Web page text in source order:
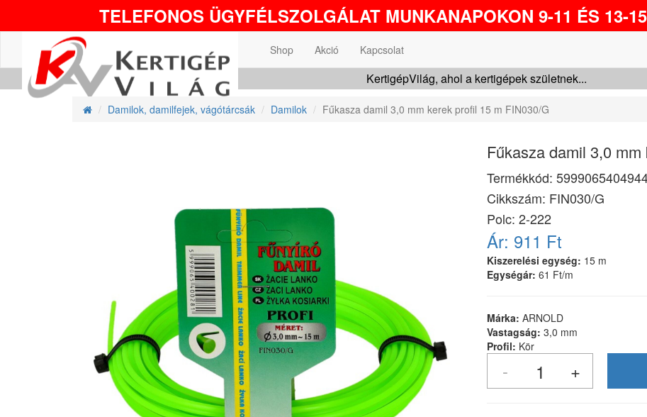
TELEFONOS ÜGYFÉLSZOLGÁLAT MUNKANAPOKON 9-11 ÉS 13-
Shop Akció Kapcsolat
KertigépVilág, ahol a kertigépek születnek...
Damilok, damilfejek, vágótárcsák Damilok Fűkasza damil 3,0 mm kerek profil 15 m FIN030/G
Fűkasza damil 3,0
Termékkód:
Cikkszám: FIN030/G
Polc: 2-222
Ár: 911 Ft
Kiszerelési egység: 15 m
Egységár: 61 Ft/m
Márka: ARNOLD
Vastagság: 3,0 mm
Profil: Kör